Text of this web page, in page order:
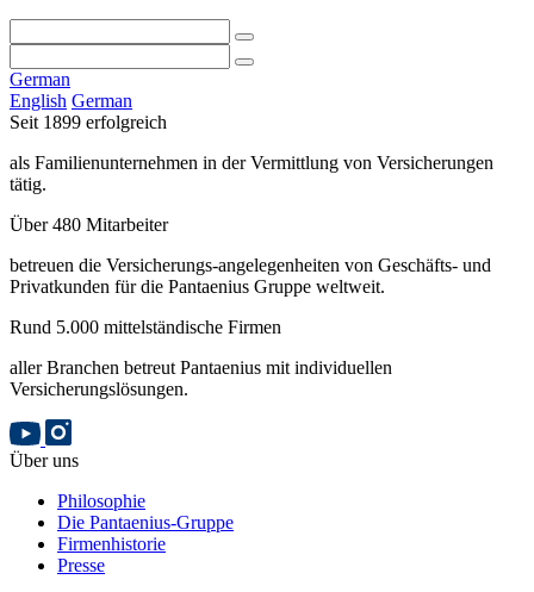
German
English German
Seit 1899 erfolgreich
als Familienunternehmen in der Vermittlung von Versicherungen
tätig.
Über 480 Mitarbeiter
betreuen die Versicherungs-angelegenheiten von Geschäfts- und
Privatkunden für die Pantaenius Gruppe weltweit.
Rund 5.000 mittelständische Firmen
aller Branchen betreut Pantaenius mit individuellen
Versicherungslösungen.
Über uns
Philosophie
Die Pantaenius-Gruppe
Firmenhistorie
Presse